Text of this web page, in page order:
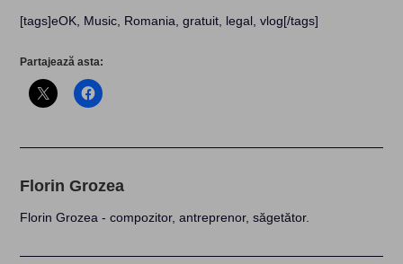
[tags]eOK, Music, Romania, gratuit, legal, vlog[/tags]
Partajează asta:
Florin Grozea
Florin Grozea - compozitor, antreprenor, săgetător.